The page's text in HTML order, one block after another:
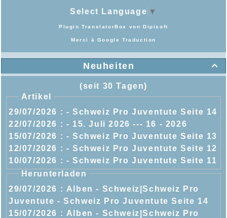
Select Language ▼
Plugin TranslatorBox vonDipisoft
Merci à Google Traduction

Neuheiten
(seit 30 Tagen)
Artikel
29/07/2026 : - Schweiz Pro Juventute Seite 14
22/07/2026 :
- 15. Juli 2026 --- 16 - 2026
15/07/2026 : - Schweiz Pro Juventute Seite 13
12/07/2026 : - Schweiz Pro Juventute Seite 12
10/07/2026 : - Schweiz Pro Juventute Seite 11
Herunterladen
29/07/2026 : Alben - Schweiz|Schweiz Pro
Juventute - Schweiz Pro Juventute Seite 14
15/07/2026 : Alben - Schweiz|Schweiz Pro